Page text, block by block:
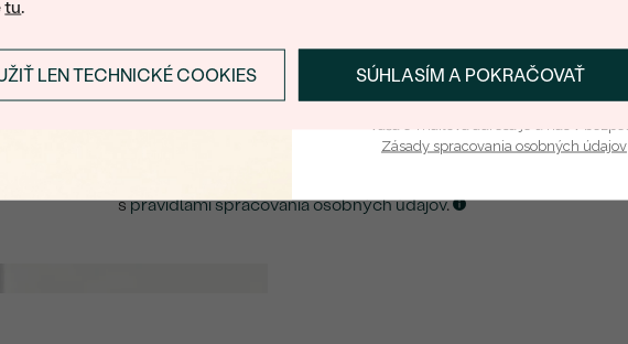
tu.
SÚHLASÍM A POKRAČOVAŤ
LEN TECHNICKÉ COOKIES
ZASLAŤ UPOZORNENIE NA TENTO
spravidlami spracovania osobných údajov.
Prihlásiť sa a získať zľavu
Zásady spracovania osobných údajov